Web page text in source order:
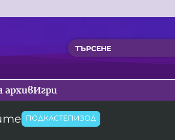
архивИгри
ПОДКАСТЕПИЗОД